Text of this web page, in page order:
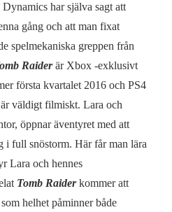
har själva sagt att
gång och att man fixat
spelmekaniska greppen från
Raiderär Xbox -exklusivt
första kvartalet 2016 och PS4
väldigt filmiskt. Lara och
öppnar äventyret med att
i full snöstorm. Här får man lära
Lara och hennes
Tomb Raiderkommer att
helhet påminner både